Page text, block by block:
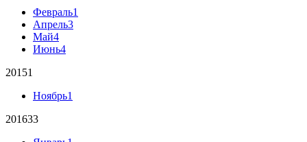
Февраль1
Апрель3
Май4
Июнь4
20151
Ноябрь1
201633